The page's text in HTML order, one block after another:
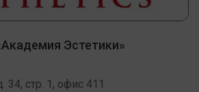
Эстетики»
34, стр. 1, офис 411